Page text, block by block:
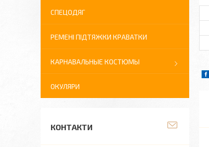
СПЕЦОДЯГ
РЕМЕНІ ПІДТЯЖКИ КРАВАТКИ
КАРНАВАЛЬНЫЕ КОСТЮМЫ
ОКУЛЯРИ
КОНТАКТИ